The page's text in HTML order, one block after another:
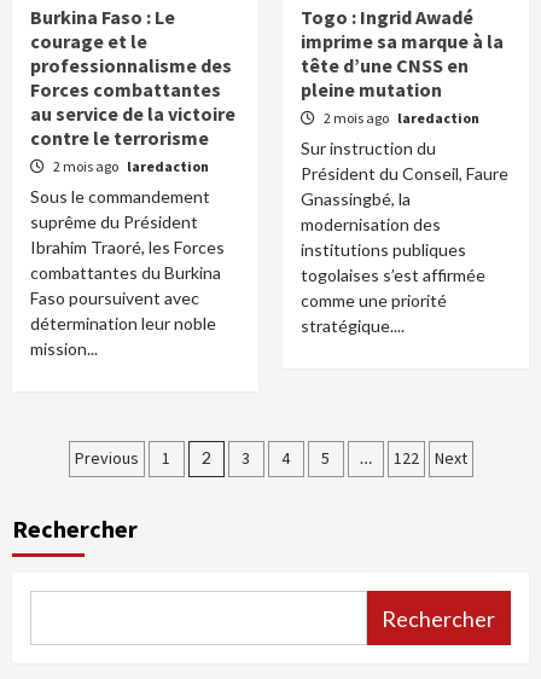
Burkina Faso : Le
courage et le
professionnalisme des
Forces combattantes
au service de la victoire
contre le terrorisme
2 mois ago laredaction
Sous le commandement
suprême du Président
Ibrahim Traoré, les Forces
combattantes du Burkina
Faso poursuivent avec
détermination leur noble
mission...
Togo : Ingrid Awadé
imprime sa marque à la
tête d’une CNSS en
pleine mutation
2 mois ago laredaction
Sur instruction du
Président du Conseil, Faure
Gnassingbé, la
modernisation des
institutions publiques
togolaises s’est affirmée
comme une priorité
stratégique....
Pagination
des
publications
Previous 1 2 3 4 5 … 122 Next
Rechercher
Rechercher